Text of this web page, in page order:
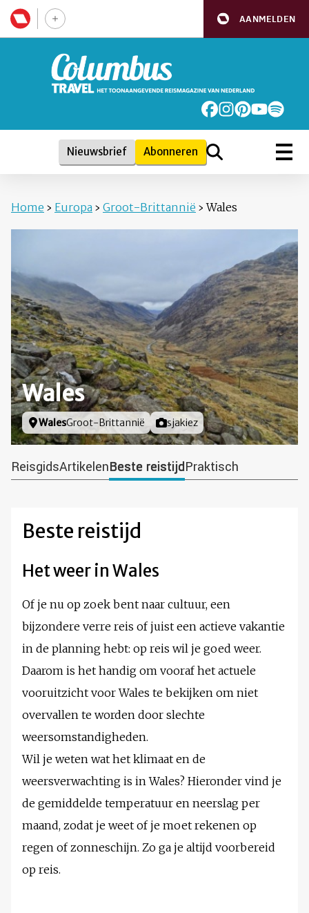
AANMELDEN
Nieuwsbrief Abonneren
Home › Europa › Groot-Brittannië › Wales
Wales
Locatie
WalesGroot-Brittannië Foto door
sjakiez
ReisgidsArtikelenBeste reistijdPraktisch
Beste reistijd
Het weer in Wales
Of je nu op zoek bent naar cultuur, een
bijzondere verre reis of juist een actieve vakantie
in de planning hebt: op reis wil je goed weer.
Daarom is het handig om vooraf het actuele
vooruitzicht voor Wales te bekijken om niet
overvallen te worden door slechte
weersomstandigheden.
Wil je weten wat het klimaat en de
weersverwachting is in Wales? Hieronder vind je
de gemiddelde temperatuur en neerslag per
maand, zodat je weet of je moet rekenen op
regen of zonneschijn. Zo ga je altijd voorbereid
op reis.